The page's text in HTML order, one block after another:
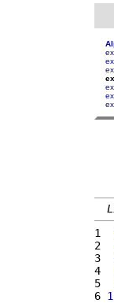
1
2
3
4
5
6